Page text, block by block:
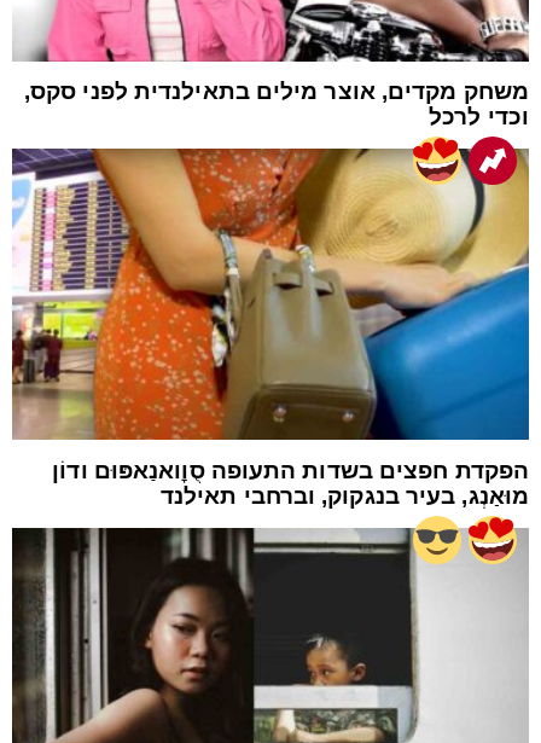
משחק מקדים, אוצר מילים בתאילנדית לפני סקס,
וכדי לרכל
הפקדת חפצים בשדות התעופה סֻוׇואנַאפּוּם ודוֹן
מוּאַנְג, בעיר בנגקוק, וברחבי תאילנד